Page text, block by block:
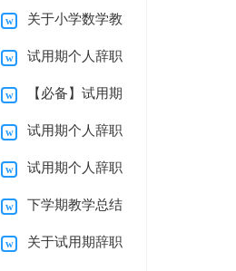
总结三篇关于小学数学教
学总结范文汇总8篇
试用期个人辞职
报告范文汇总7篇
【必备】试用期
个人辞职报告4篇
试用期个人辞职
报告范文锦集5篇
试用期个人辞职
报告范文锦集7篇
下学期教学总结
九篇关于试用期辞职